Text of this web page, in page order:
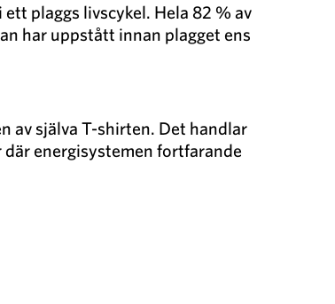
plaggs livscykel. Hela 82 % av
har uppstått innan plagget ens
av själva T-shirten. Det handlar
energisystemen fortfarande